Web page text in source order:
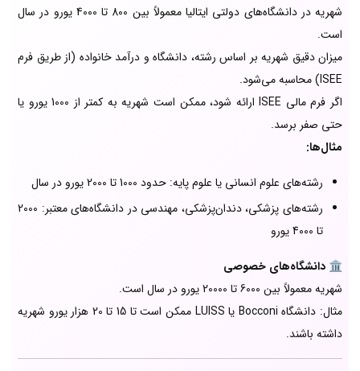
شهریه در دانشگاه‌های دولتی ایتالیا معمولاً بین 800 تا 4000 یورو در سال
است.
میزان دقیق شهریه بر اساس رشته، دانشگاه و درآمد خانواده (از طریق فرم
ISEE) محاسبه می‌شود.
اگر فرم مالی ISEE ارائه شود، ممکن است شهریه به کمتر از 1000 یورو یا
حتی صفر برسد.
مثال‌ها:
رشته‌های علوم انسانی یا علوم پایه: حدود 1000 تا 2000 یورو در سال
رشته‌های پزشکی، دندان‌پزشکی، مهندسی در دانشگاه‌های معتبر: 2000
تا 4000 یورو
🏛️ دانشگاه‌های خصوصی
شهریه معمولاً بین 6000 تا 20000 یورو در سال است.
مثال: دانشگاه Bocconi یا LUISS ممکن است تا 15 تا 20 هزار یورو شهریه
داشته باشند.